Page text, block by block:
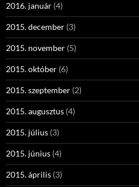
2016. január (4)
2015. december (3)
2015. november (5)
2015. október (6)
2015. szeptember (2)
2015. augusztus (4)
2015. július (3)
2015. június (4)
2015. április (3)